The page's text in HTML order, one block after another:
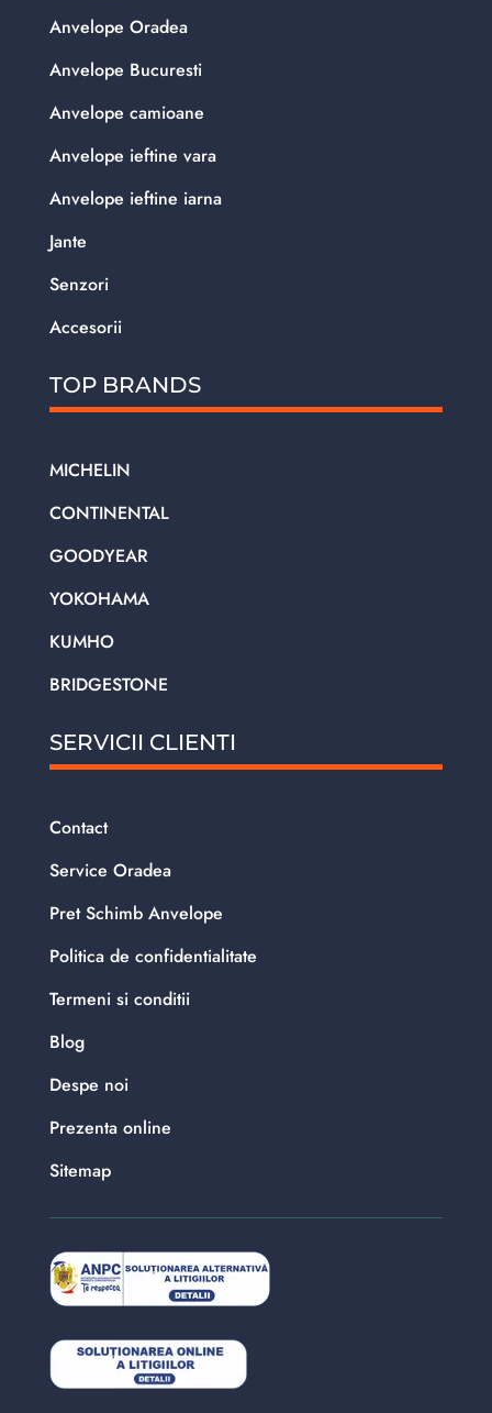
Anvelope Oradea
Anvelope Bucuresti
Anvelope camioane
Anvelope ieftine vara
Anvelope ieftine iarna
Jante
Senzori
Accesorii
TOP BRANDS
MICHELIN
CONTINENTAL
GOODYEAR
YOKOHAMA
KUMHO
BRIDGESTONE
SERVICII CLIENTI
Contact
Service Oradea
Pret Schimb Anvelope
Politica de confidentialitate
Termeni si conditii
Blog
Despe noi
Prezenta online
Sitemap